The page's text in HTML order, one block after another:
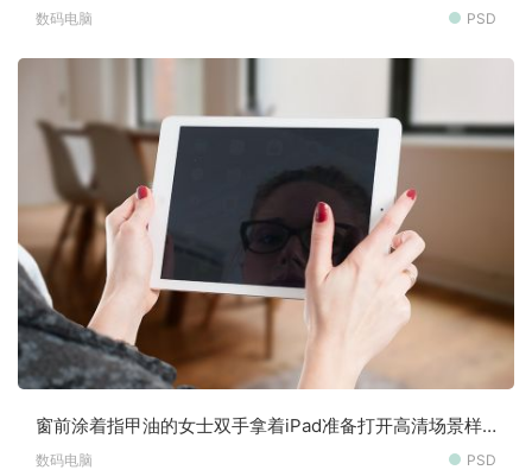
数码电脑 PSD
窗前涂着指甲油的女士双手拿着iPad准备打开高清场景样
机素材
数码电脑 PSD